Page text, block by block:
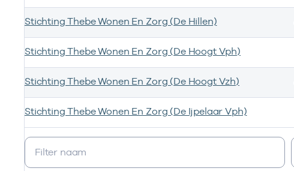
Stichting Thebe Wonen En Zorg (De Hillen)
Stichting Thebe Wonen En Zorg (De Hoogt Vph)
Stichting Thebe Wonen En Zorg (De Hoogt Vzh)
Stichting Thebe Wonen En Zorg (De Ijpelaar Vph)